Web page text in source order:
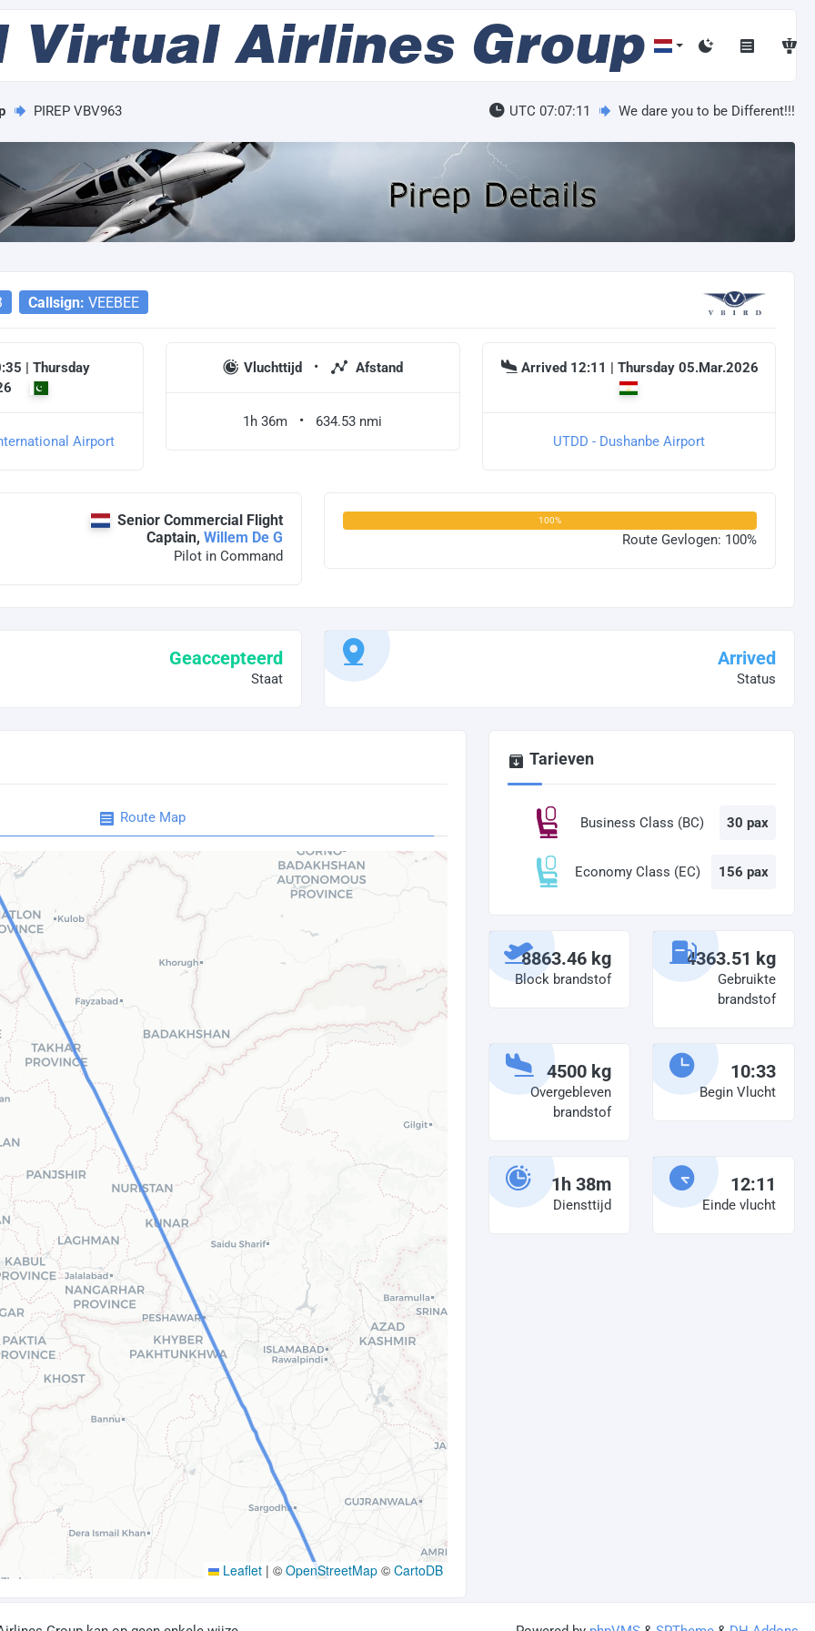
PIREP VBV963 UTC 07:07:12 We dare you to be Different!!!
Callsign: VEEBEE
| Thursday
Airport
Vluchttijd Afstand
1h 36m 634.53 nmi
Arrived 12:11 | Thursday 05.Mar.2026
UTDD - Dushanbe Airport
Senior Commercial Flight
Captain, Willem De G
Pilot in Command
100%
Route Gevlogen: 100%
Geaccepteerd
Staat
Arrived
Status
Route Map
Leaflet | © OpenStreetMap© CartoDB
Tarieven
Business Class (BC) 30 pax
Economy Class (EC) 156 pax
8863.46 kg
Block brandstof
4363.51 kg
Gebruikte
brandstof
4500 kg
Overgebleven
brandstof
10:33
Begin Vlucht
1h 38m
Diensttijd
12:11
Einde vlucht